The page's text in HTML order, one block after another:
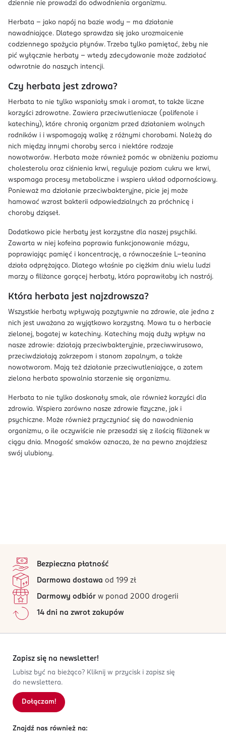
dziennie nie prowadzi do odwodnienia organizmu.
Herbata – jako napój na bazie wody – ma działanie
nawadniające. Dlatego sprawdza się jako urozmaicenie
codziennego spożycia płynów. Trzeba tylko pamiętać, żeby nie
pić wyłącznie herbaty – wtedy zdecydowanie może zadziałać
odwrotnie do naszych intencji.
Czy herbata jest zdrowa?
Herbata to nie tylko wspaniały smak i aromat, to także liczne
korzyści zdrowotne. Zawiera przeciwutleniacze (polifenole i
katechiny), które chronią organizm przed działaniem wolnych
rodników i i wspomagają walkę z różnymi chorobami. Należą do
nich między innymi choroby serca i niektóre rodzaje
nowotworów. Herbata może również pomóc w obniżeniu poziomu
cholesterolu oraz ciśnienia krwi, reguluje poziom cukru we krwi,
wspomaga procesy metaboliczne i wspiera układ odpornościowy.
Ponieważ ma działanie przeciwbakteryjne, picie jej może
hamować wzrost bakterii odpowiedzialnych za próchnicę i
choroby dziąseł.
Dodatkowo picie herbaty jest korzystne dla naszej psychiki.
Zawarta w niej kofeina poprawia funkcjonowanie mózgu,
poprawiając pamięć i koncentrację, a równocześnie L–teanina
działa odprężająco. Dlatego właśnie po ciężkim dniu wielu ludzi
marzy o filiżance gorącej herbaty, która poprawiłaby ich nastrój.
Która herbata jest najzdrowsza?
Wszystkie herbaty wpływają pozytywnie na zdrowie, ale jedna z
nich jest uważana za wyjątkowo korzystną. Mowa tu o herbacie
zielonej, bogatej w katechiny. Katechiny mają duży wpływ na
nasze zdrowie: działają przeciwbakteryjnie, przeciwwirusowo,
przeciwdziałają zakrzepom i stanom zapalnym, a także
nowotworom. Mają też działanie przeciwutleniające, a zatem
zielona herbata spowalnia starzenie się organizmu.
Herbata to nie tylko doskonały smak, ale również korzyści dla
zdrowia. Wspiera zarówno nasze zdrowie fizyczne, jak i
psychiczne. Może również przyczyniać się do nawodnienia
organizmu, o ile oczywiście nie przesadzi się z ilością filiżanek w
ciągu dnia. Mnogość smaków oznacza, że na pewno znajdziesz
swój ulubiony.
Bezpieczna płatność
Darmowa dostawa od 199 zł
Darmowy odbiór w ponad 2000 drogerii
14 dni na zwrot zakupów
Zapisz się na newsletter!
Lubisz być na bieżąco? Kliknij w przycisk i zapisz się
do newslettera.
Dołączam!
Znajdź nas również na: